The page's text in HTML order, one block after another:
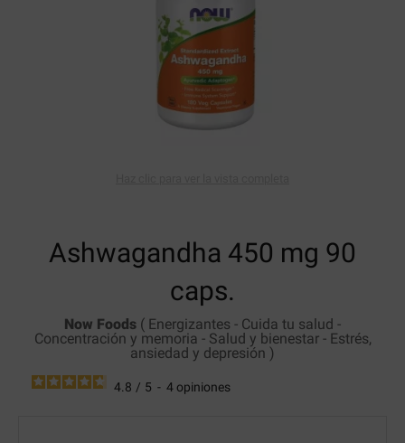
Ashwagandha 450 mg 90
caps.
Now Foods ( Energizantes - Cuida tu salud -
Concentración y memoria - Salud y bienestar- Estrés,
ansiedad y depresión )
4.8 / 5 - 4 opiniones